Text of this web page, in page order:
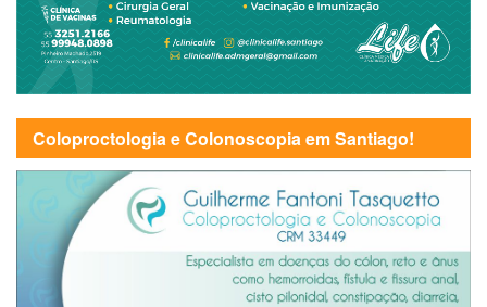
Coloproctologia e Colonoscopia em Santiago!